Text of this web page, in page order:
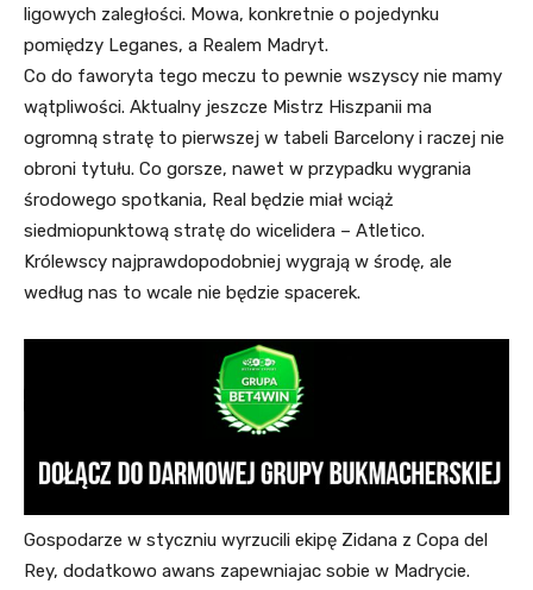
ligowych zaległości. Mowa, konkretnie o pojedynku
pomiędzy Leganes, a Realem Madryt.
Co do faworyta tego meczu to pewnie wszyscy nie mamy
wątpliwości. Aktualny jeszcze Mistrz Hiszpanii ma
ogromną stratę to pierwszej w tabeli Barcelony i raczej nie
obroni tytułu. Co gorsze, nawet w przypadku wygrania
środowego spotkania, Real będzie miał wciąż
siedmiopunktową stratę do wicelidera – Atletico.
Królewscy najprawdopodobniej wygrają w środę, ale
według nas to wcale nie będzie spacerek.
Gospodarze w styczniu wyrzucili ekipę Zidana z Copa del
Rey, dodatkowo awans zapewniajac sobie w Madrycie.